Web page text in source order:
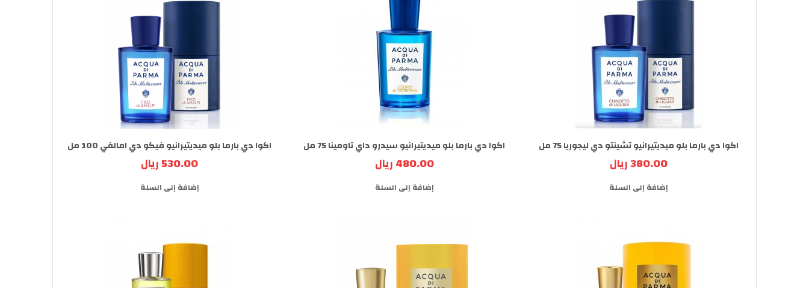
اكوا دي بارما بلو ميديتيرانيو تشينتو دي ليجوريا 75 مل
380.00 ريال
إضافة إلى السلة
اكوا دي بارما بلو ميديتيرانيو سيدرو داي تاومينا 75 مل
480.00 ريال
إضافة إلى السلة
اكوا دي بارما بلو ميديتيرانيو فيكو دي امالفي 100 مل
530.00 ريال
إضافة إلى السلة